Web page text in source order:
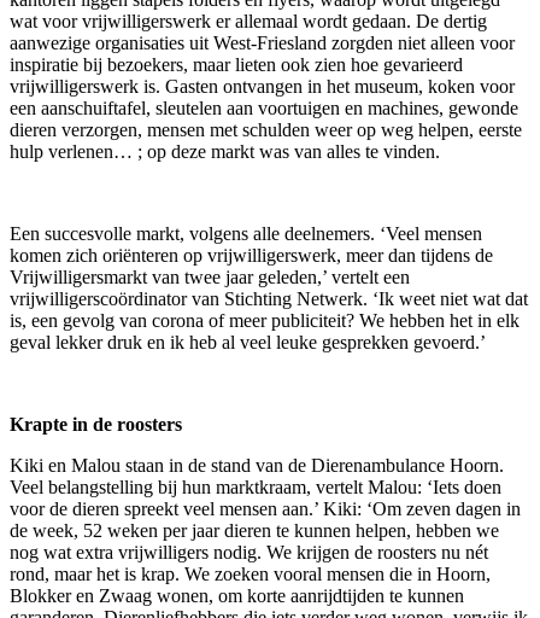
wat voor vrijwilligerswerk er allemaal wordt gedaan. De dertig
aanwezige organisaties uit West-Friesland zorgden niet alleen voor
inspiratie bij bezoekers, maar lieten ook zien hoe gevarieerd
vrijwilligerswerk is. Gasten ontvangen in het museum, koken voor
een aanschuiftafel, sleutelen aan voortuigen en machines, gewonde
dieren verzorgen, mensen met schulden weer op weg helpen, eerste
hulp verlenen… ; op deze markt was van alles te vinden.
Een succesvolle markt, volgens alle deelnemers. ‘Veel mensen
komen zich oriënteren op vrijwilligerswerk, meer dan tijdens de
Vrijwilligersmarkt van twee jaar geleden,’ vertelt een
vrijwilligerscoördinator van Stichting Netwerk. ‘Ik weet niet wat dat
is, een gevolg van corona of meer publiciteit? We hebben het in elk
geval lekker druk en ik heb al veel leuke gesprekken gevoerd.’
Krapte in de roosters
Kiki en Malou staan in de stand van de Dierenambulance Hoorn.
Veel belangstelling bij hun marktkraam, vertelt Malou: ‘Iets doen
voor de dieren spreekt veel mensen aan.’ Kiki: ‘Om zeven dagen in
de week, 52 weken per jaar dieren te kunnen helpen, hebben we
nog wat extra vrijwilligers nodig. We krijgen de roosters nu nét
rond, maar het is krap. We zoeken vooral mensen die in Hoorn,
Blokker en Zwaag wonen, om korte aanrijdtijden te kunnen